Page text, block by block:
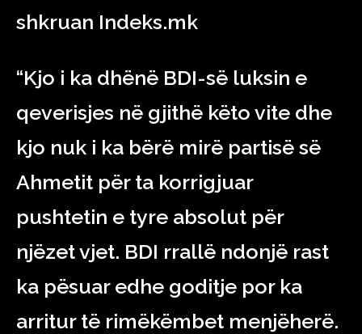
shkruan Indeks.mk
“Kjo i ka dhënë BDI-së luksin e
qeverisjes në gjithë këto vite dhe
kjo nuk i ka bërë mirë partisë së
Ahmetit për ta korrigjuar
pushtetin e tyre absolut për
njëzet vjet. BDI rrallë ndonjë rast
ka pësuar edhe goditje por ka
arritur të rimëkëmbet menjëherë.